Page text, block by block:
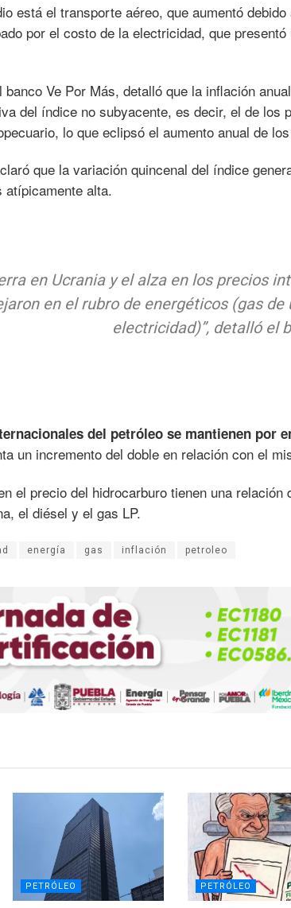
está el transporte aéreo, que aumentó
por el costo de la electricidad, que
Ve Por Más, detalló que la inflación
del índice no subyacente, es decir, el de los
lo que eclipsó el aumento anual de
que la variación quincenal del índice
atípicamente alta.
en Ucrania y el alza en los precios
en el rubro de energéticos (gas
electricidad)”, detalló el
del petróleo se mantienen por
un incremento del doble en relación con el
el precio del hidrocarburo tienen una
el diésel y el gas LP.
energía gas inflación petroleo
PETRÓLEO PETRÓLEO